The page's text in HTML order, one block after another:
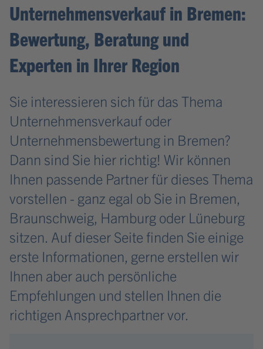
Unternehmensverkauf in Bremen:
Bewertung, Beratung und
Experten in Ihrer Region
Sie interessieren sich für das Thema
Unternehmensverkauf oder
Unternehmensbewertung in Bremen?
Dann sind Sie hier richtig! Wir können
Ihnen passende Partner für dieses Thema
vorstellen - ganz egal ob Sie in Bremen,
Braunschweig, Hamburg oder Lüneburg
sitzen. Auf dieser Seite finden Sie einige
erste Informationen, gerne erstellen wir
Ihnen aber auch persönliche
Empfehlungen und stellen Ihnen die
richtigen Ansprechpartner vor.